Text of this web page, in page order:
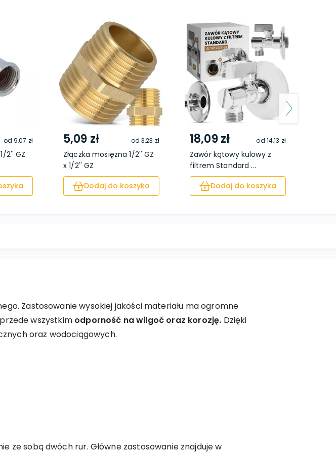
od 9,07 zł
2'' GZ
5,09 zł od3,23 zł
Złączka mosiężna 1/2'' GZ
x 1/2'' GZ
Dodaj do koszyka
18,09 zł od 14,13 zł
Zawór kątowy kulowy z
filtrem Standard ...
Dodaj do koszyka
Zastosowanie wysokiej jakości materiału ma ogromne
wszystkim odporność na wilgoć oraz korozję. Dzięki
oraz wodociągowych.
ze sobą dwóch rur. Główne zastosowanie znajduje w